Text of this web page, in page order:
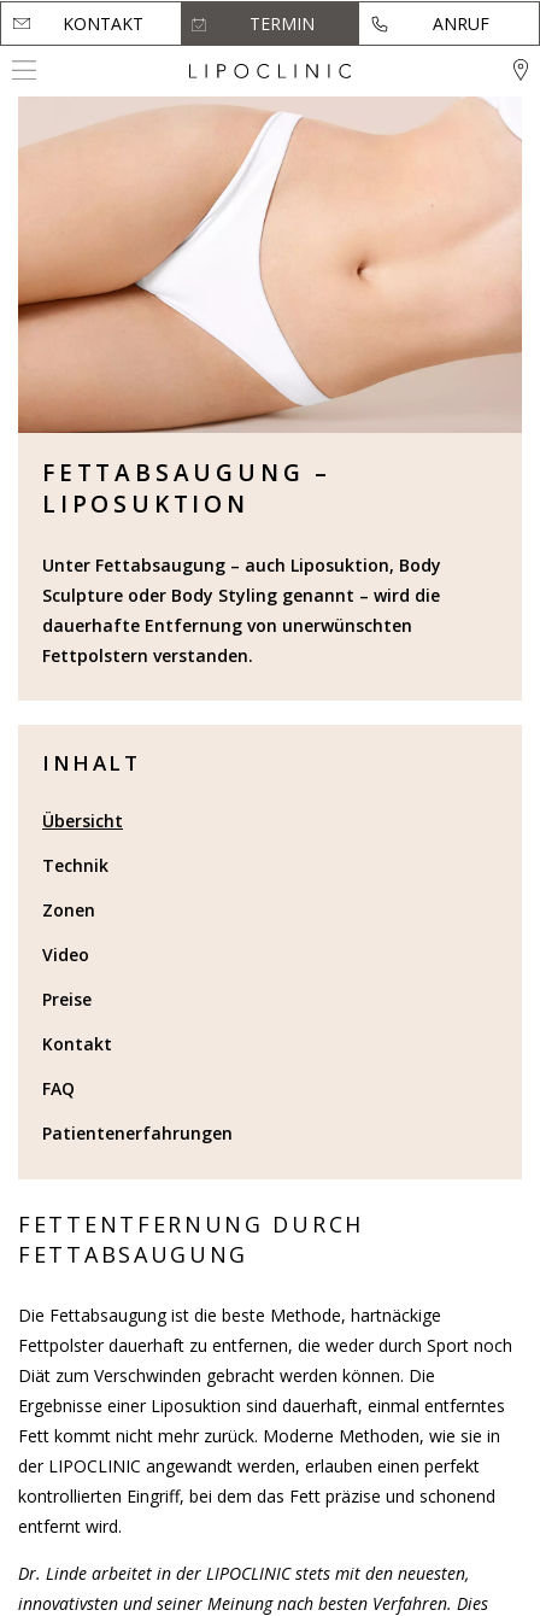
KONTAKT TERMIN ANRUF
KONTAKT TERMIN ANRUF
FETTABSAUGUNG –
LIPOSUKTION
Unter Fettabsaugung – auch Liposuktion, Body
Sculpture oder Body Styling genannt – wird die
dauerhafte Entfernung von unerwünschten
Fettpolstern verstanden.
INHALT
Übersicht
Technik
Zonen
Video
Preise
Kontakt
FAQ
Patientenerfahrungen
FETTENTFERNUNG DURCH
FETTABSAUGUNG
Die Fettabsaugung ist die beste Methode, hartnäckige
Fettpolster dauerhaft zu entfernen, die weder durch Sport noch
Diät zum Verschwinden gebracht werden können. Die
Ergebnisse einer Liposuktion sind dauerhaft, einmal entferntes
Fett kommt nicht mehr zurück. Moderne Methoden, wie sie in
der LIPOCLINIC angewandt werden, erlauben einen perfekt
kontrollierten Eingriff, bei dem das Fett präzise und schonend
entfernt wird.
Dr. Linde arbeitet in der LIPOCLINIC stets mit den neuesten,
innovativsten und seiner Meinung nach besten Verfahren. Dies